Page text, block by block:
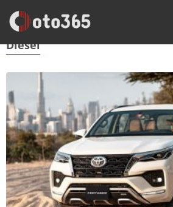
Trang Chủ Diesel
Diesel